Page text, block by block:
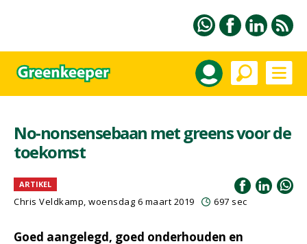
No-nonsensebaan met greens voor de
toekomst
ARTIKEL
Chris Veldkamp, woensdag 6 maart 2019 697 sec
Goed aangelegd, goed onderhouden en